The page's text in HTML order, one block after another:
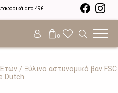
από 49€
0
/ Ξύλινο αστυνομικό βαν FSC
Dutch